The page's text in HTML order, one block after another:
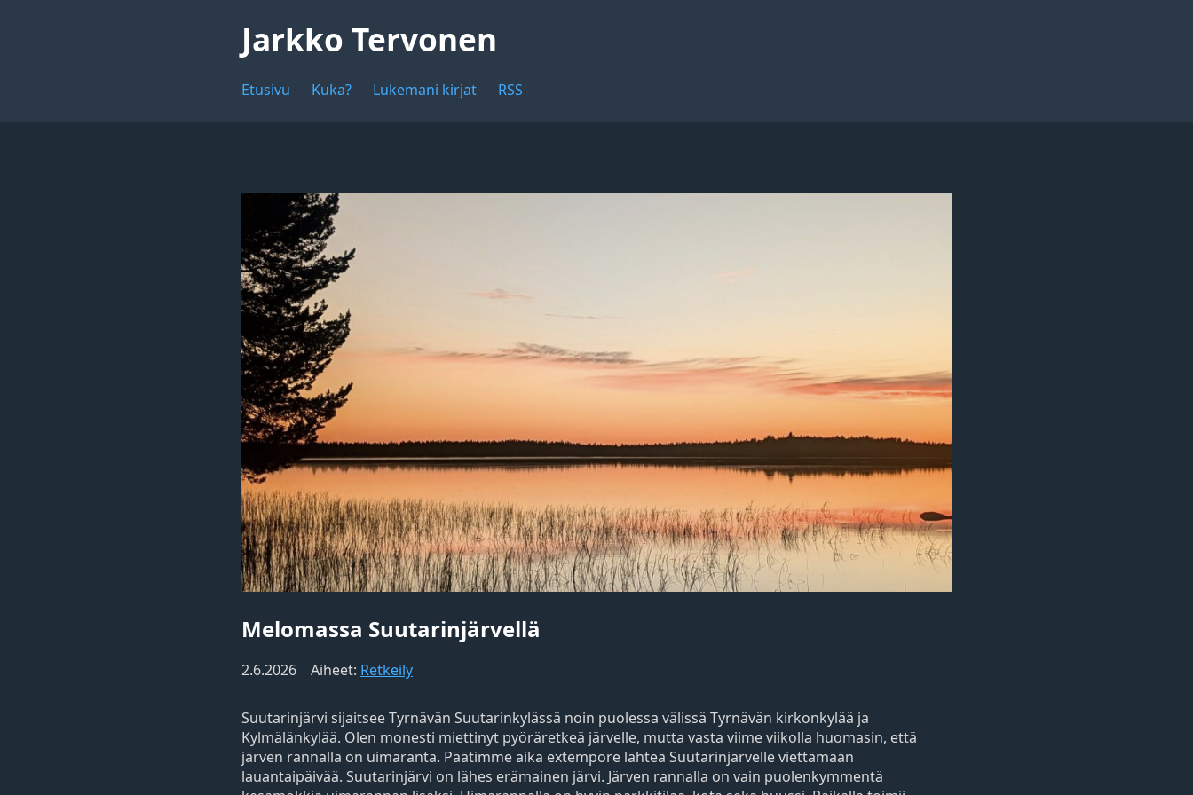
Jarkko Tervonen
Etusivu Kuka? Lukemani kirjat RSS
Melomassa Suutarinjärvellä
2.6.2026 Aiheet: Retkeily
Suutarinjärvi sijaitsee Tyrnävän Suutarinkylässä noin puolessa välissä Tyrnävän kirkonkylää ja
Kylmälänkylää. Olen monesti miettinyt pyöräretkeä järvelle, mutta vasta viime viikolla huomasin, että
järven rannalla on uimaranta. Päätimme aika extempore lähteä Suutarinjärvelle viettämään
lauantaipäivää. Suutarinjärvi on lähes erämainen järvi. Järven rannalla on vain puolenkymmentä